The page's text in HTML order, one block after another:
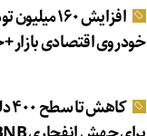
افزایش ۱۶۰
خودروی اقتصادی بازار